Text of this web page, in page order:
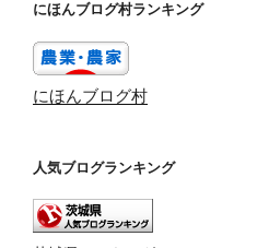
にほんブログ村ランキング
にほんブログ村
人気ブログランキング